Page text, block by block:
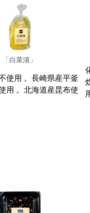
「白菜漬」
使用 。長崎県産平釜
用 。北海道産昆布使